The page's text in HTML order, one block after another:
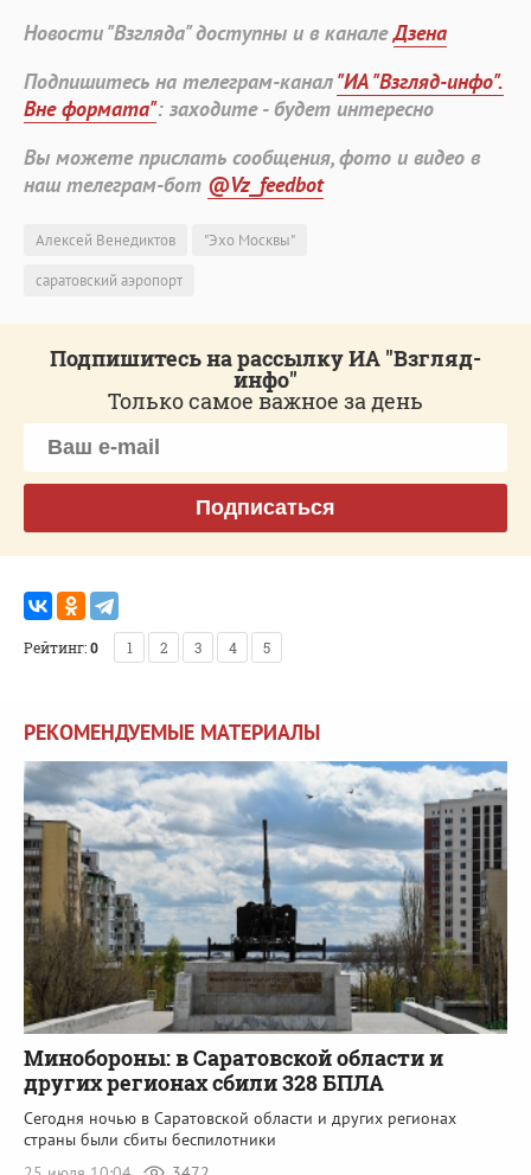
Новости "Взгляда" доступны и в каналеДзена
Подпишитесь на телеграм-канал"ИА "Взгляд-инфо".
Вне формата": заходите - будет интересно
Вы можете прислать сообщения, фото и видео в
наш телеграм-бот @Vz_feedbot
Алексей Венедиктов
"Эхо Москвы"
саратовский аэропорт
Подпишитесь на рассылку ИА "Взгляд-
инфо"
Только самое важное за день
Подписаться
Рейтинг:0 1 2 3 4 5
РЕКОМЕНДУЕМЫЕ МАТЕРИАЛЫ
Минобороны: в Саратовской области и
других регионах сбили 328 БПЛА
Сегодня ночью в Саратовской области и других регионах
страны были сбиты беспилотники